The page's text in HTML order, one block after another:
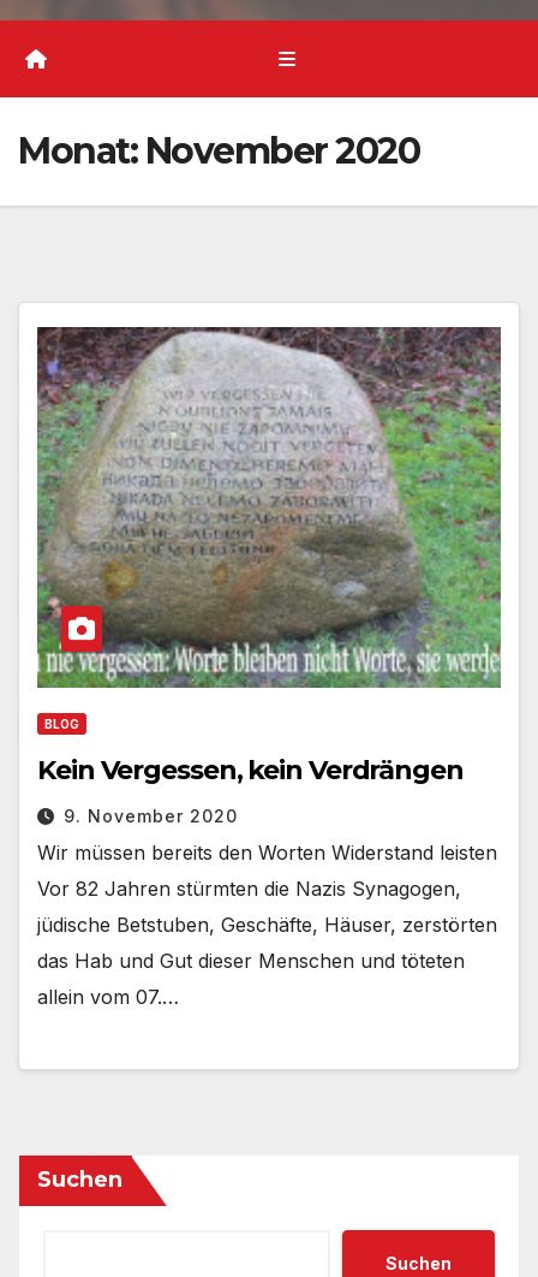
Monat: November 2020
BLOG
Kein Vergessen, kein Verdrängen
9. November 2020
Wir müssen bereits den Worten Widerstand leisten
Vor 82 Jahren stürmten die Nazis Synagogen,
jüdische Betstuben, Geschäfte, Häuser, zerstörten
das Hab und Gut dieser Menschen und töteten
allein vom 07.…
Suchen
Suchen